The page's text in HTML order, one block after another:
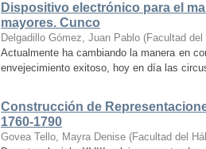
Dispositivo electrónico para el
mayores. Cunco
Delgadillo Gómez, Juan Pablo (Facultad del
Actualmente ha cambiando la manera en
envejecimiento exitoso, hoy en día las
Construcción de
1760-1790
Govea Tello, Mayra Denise (Facultad del